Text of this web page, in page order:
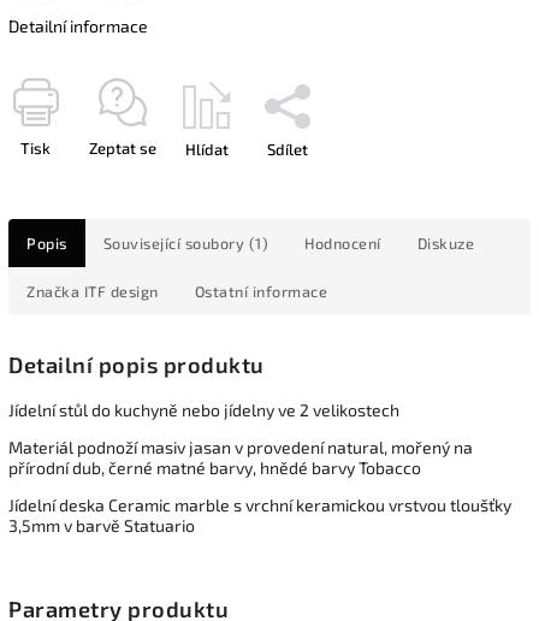
Detailní informace
Tisk Zeptat se Hlídat Sdílet
Popis Související soubory (1) Hodnocení Diskuze
Značka ITF design Ostatní informace
Detailní popis produktu
Jídelní stůl do kuchyně nebo jídelny ve 2 velikostech
Materiál podnoží masiv jasan v provedení natural, mořený na
přírodní dub, černé matné barvy, hnědé barvy Tobacco
Jídelní deska Ceramic marble s vrchní keramickou vrstvou tloušťky
3,5mm v barvě Statuario
Parametry produktu